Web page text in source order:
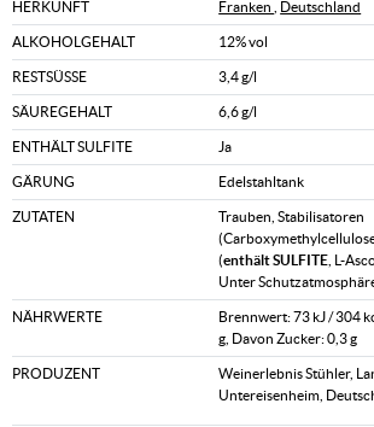
HERKUNFT Franken Deutschland
ALKOHOLGEHALT 12% vol
RESTSÜSSE 3,4 g/l
SÄUREGEHALT 6,6 g/l
ENTHÄLT SULFITE Ja
GÄRUNG Edelstahltank
ZUTATEN
Trauben, Stabilisatoren
(enthält SULFITE , L-
Unter
NÄHRWERTE
Brennwert: 73 kJ / 304
g, Davon Zucker: 0,3 g
PRODUZENT
Weinerlebnis Stühler,
Untereisenheim,